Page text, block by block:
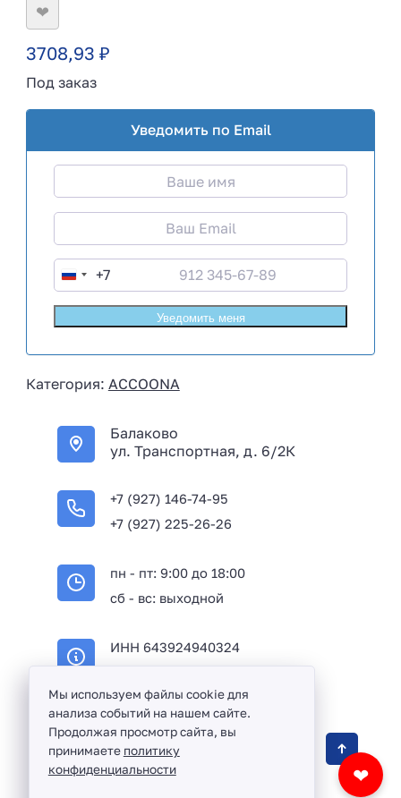
❤
3708,93 ₽
Под заказ
Уведомить по Email
R
u
s
a
7
+7
Категория: ACCOONA
Балаково
ул. Транспортная, д. 6/2К
+7 (927) 146-74-95
+7 (927) 225-26-26
пн - пт: 9:00 до 18:00
сб - вс: выходной
ИНН 643924940324
❤
Оптовая продажа сантехники и комплектующих
в Балаково и Саратовской области ©
Мы используем файлы cookie для
анализа событий на нашем сайте.
Продолжая просмотр сайта, вы
принимаете политику
конфиденциальности